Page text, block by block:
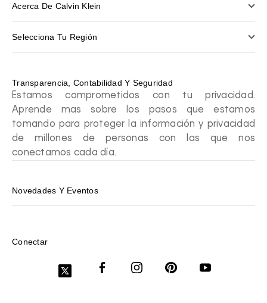
Acerca De Calvin Klein
Selecciona Tu Región
Transparencia, Contabilidad Y Seguridad
Estamos comprometidos con tu privacidad.
Aprende mas sobre los pasos que estamos
tomando para proteger la información y privacidad
de millones de personas con las que nos
conectamos cada día.
Novedades Y Eventos
Conectar